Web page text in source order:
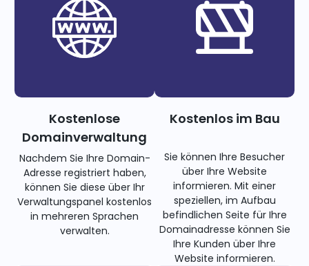
Kostenlose
Domainverwaltung
Nachdem Sie Ihre Domain-
Adresse registriert haben,
können Sie diese über Ihr
Verwaltungspanel kostenlos
in mehreren Sprachen
verwalten.
Kostenlos im Bau
Sie können Ihre Besucher
über Ihre Website
informieren. Mit einer
speziellen, im Aufbau
befindlichen Seite für Ihre
Domainadresse können Sie
Ihre Kunden über Ihre
Website informieren.